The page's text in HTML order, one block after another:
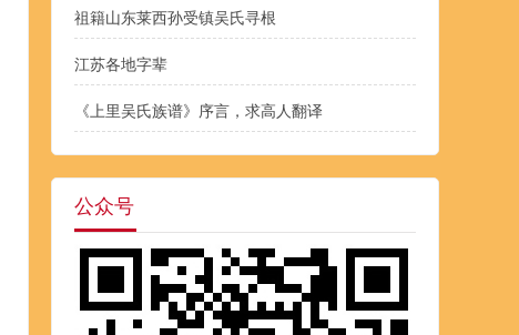
祖籍山东莱西孙受镇吴氏寻根
江苏各地字辈
《上里吴氏族谱》序言，求高人翻译
公众号